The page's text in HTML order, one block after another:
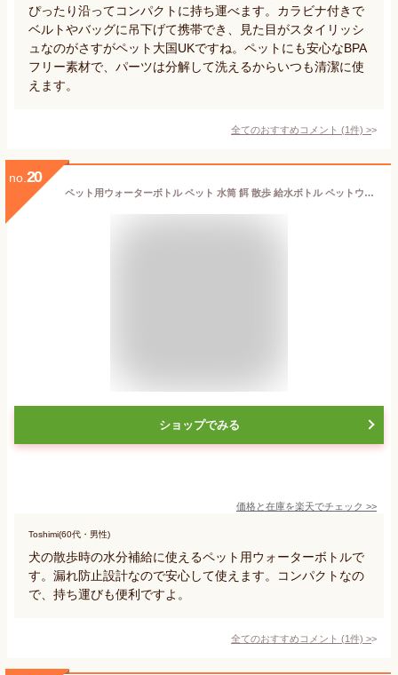
ぴったり沿ってコンパクトに持ち運べます。カラビナ付きで
ベルトやバッグに吊下げて携帯でき、見た目がスタイリッシ
ュなのがさすがペット大国UKですね。ペットにも安心なBPA
フリー素材で、パーツは分解して洗えるからいつも清潔に使
えます。
全てのおすすめコメント (1件) >
no. 20
ペット用ウォーターボトル ペット 水筒 餌 散歩 給水ボトル ペットウォーターボトル ペット用水筒 おやつケース おやつ入れ ペット用携帯水筒 ウォーターボトル 水飲み器 水分補給 犬猫水筒 給水ボトル お出かけボトル cwgl-005-550
ショップでみる
価格と在庫を楽天でチェック >>
Toshimi(60代・男性)
犬の散歩時の水分補給に使えるペット用ウォーターボトルで
す。漏れ防止設計なので安心して使えます。コンパクトなの
で、持ち運びも便利ですよ。
全てのおすすめコメント (1件) >